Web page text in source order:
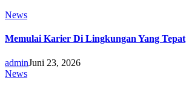
News
Memulai Karier Di Lingkungan Yang Tepat
adminJuni 23, 2026
News